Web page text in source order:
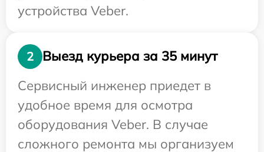
устройства Veber.
2
Выезд курьера за 35 минут
Сервисный инженер приедет в
удобное время для осмотра
оборудования Veber. В случае
сложного ремонта мы организуем